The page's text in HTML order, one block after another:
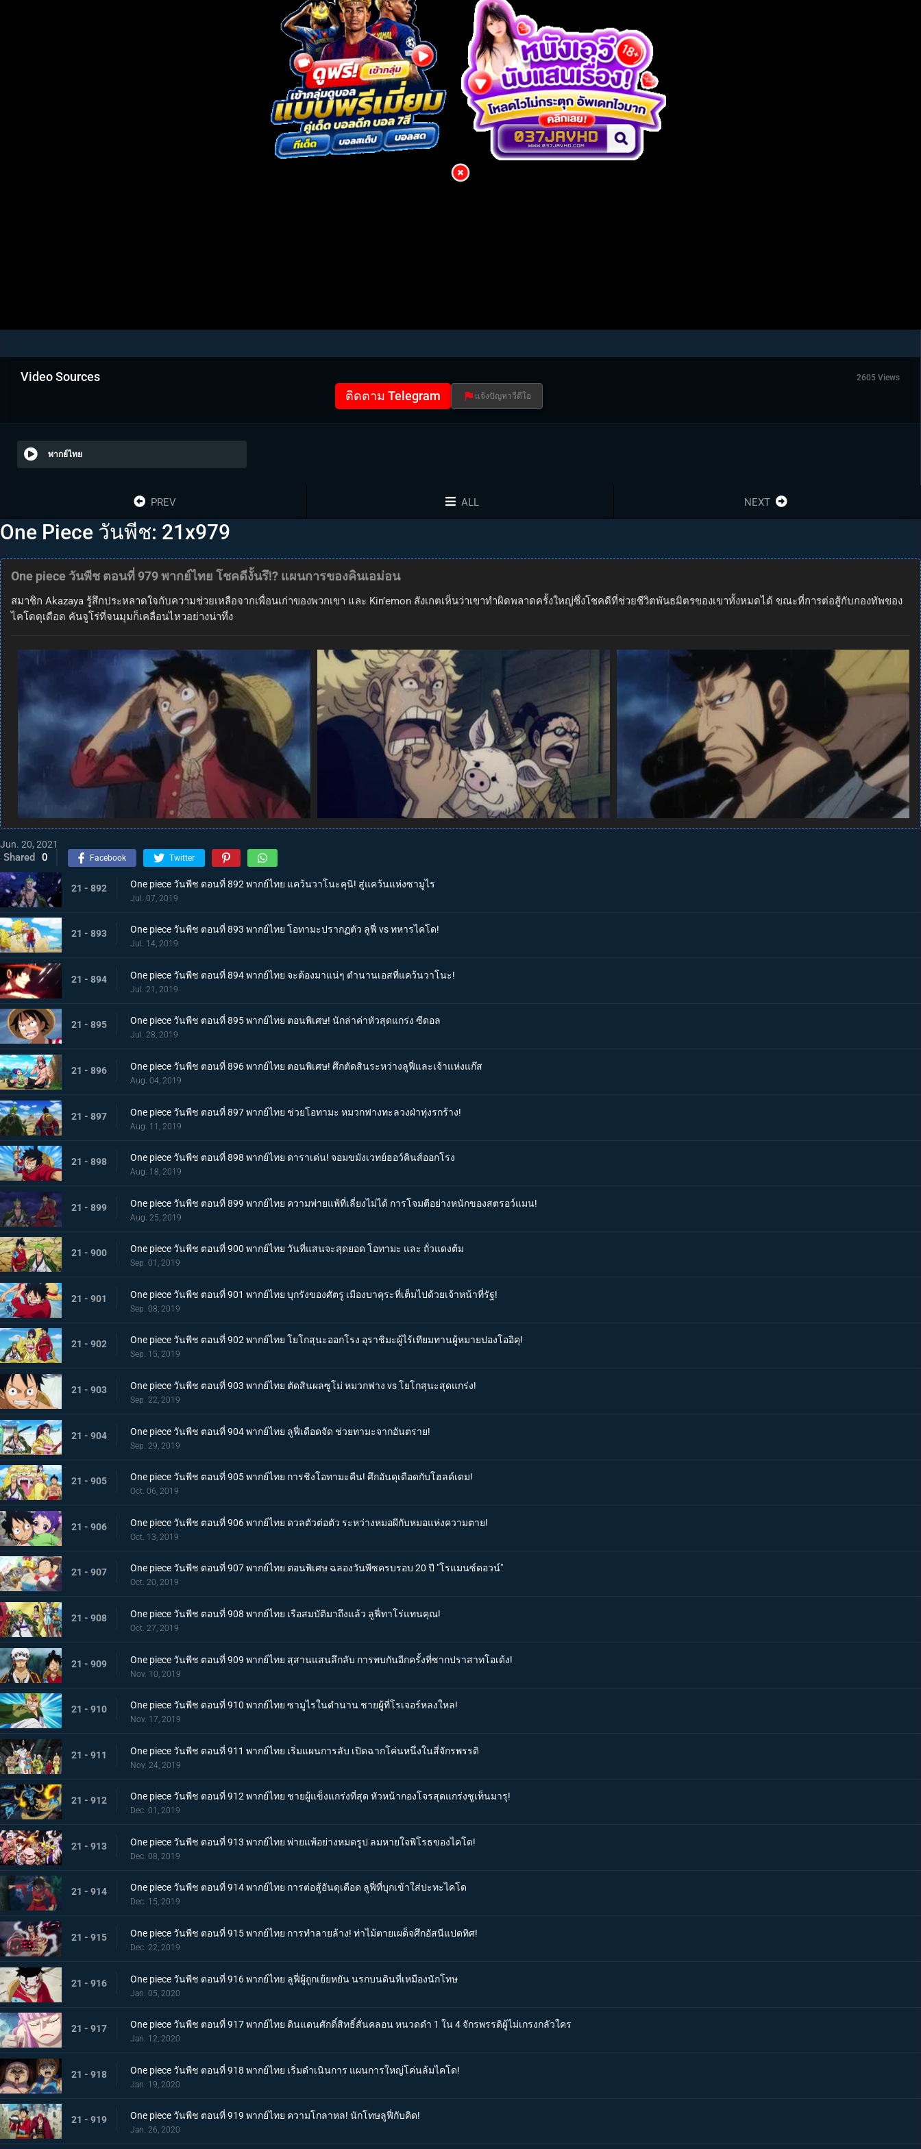
Video Sources 2605 Views
ติดตาม Telegram แจ้งปัญหาวีดีโอ
พากย์ไทย
PREV ALL NEXT
One Piece วันพีช: 21x979
One piece วันพีช ตอนที่ 979 พากย์ไทย โชคดีงั้นรึ!? แผนการของคินเอม่อน
สมาชิก Akazaya รู้สึกประหลาดใจกับความช่วยเหลือจากเพื่อนเก่าของพวกเขา และ Kin’emon สังเกตเห็นว่าเขาทำผิดพลาดครั้งใหญ่ซึ่งโชคดีที่ช่วยชีวิตพันธมิตรของเขาทั้งหมดได้ ขณะที่การต่อสู้กับกองทัพของ
ไคโดดุเดือด คันจูโร่ที่จนมุมก็เคลื่อนไหวอย่างน่าทึ่ง
Jun. 20, 2021
Shared 0 Facebook Twitter
21 - 892 One piece วันพีช ตอนที่ 892 พากย์ไทย แคว้นวาโนะคุนิ! สู่แคว้นแห่งซามูไร
Jul. 07, 2019
21 - 893 One piece วันพีช ตอนที่ 893 พากย์ไทย โอทามะปรากฏตัว ลูฟี่ vs ทหารไคโด!
Jul. 14, 2019
21 - 894 One piece วันพีช ตอนที่ 894 พากย์ไทย จะต้องมาแน่ๆ ตำนานเอสที่แคว้นวาโนะ!
Jul. 21, 2019
21 - 895 One piece วันพีช ตอนที่ 895 พากย์ไทย ตอนพิเศษ! นักล่าค่าหัวสุดแกร่ง ซีดอล
Jul. 28, 2019
21 - 896 One piece วันพีช ตอนที่ 896 พากย์ไทย ตอนพิเศษ! ศึกตัดสินระหว่างลูฟี่และเจ้าแห่งแก๊ส
Aug. 04, 2019
21 - 897 One piece วันพีช ตอนที่ 897 พากย์ไทย ช่วยโอทามะ หมวกฟางทะลวงฝ่าทุ่งรกร้าง!
Aug. 11, 2019
21 - 898 One piece วันพีช ตอนที่ 898 พากย์ไทย ดาราเด่น! จอมขมังเวทย์ฮอว์คินส์ออกโรง
Aug. 18, 2019
21 - 899 One piece วันพีช ตอนที่ 899 พากย์ไทย ความพ่ายแพ้ที่เลี่ยงไม่ได้ การโจมตีอย่างหนักของสตรอว์แมน!
Aug. 25, 2019
21 - 900 One piece วันพีช ตอนที่ 900 พากย์ไทย วันที่แสนจะสุดยอด โอทามะ และ ถั่วแดงต้ม
Sep. 01, 2019
21 - 901 One piece วันพีช ตอนที่ 901 พากย์ไทย บุกรังของศัตรู เมืองบาคุระที่เต็มไปด้วยเจ้าหน้าที่รัฐ!
Sep. 08, 2019
21 - 902 One piece วันพีช ตอนที่ 902 พากย์ไทย โยโกสุนะออกโรง อุราชิมะผู้ไร้เทียมทานผู้หมายปองโออิคุ!
Sep. 15, 2019
21 - 903 One piece วันพีช ตอนที่ 903 พากย์ไทย ตัดสินผลซูโม่ หมวกฟาง vs โยโกสุนะสุดแกร่ง!
Sep. 22, 2019
21 - 904 One piece วันพีช ตอนที่ 904 พากย์ไทย ลูฟี่เดือดจัด ช่วยทามะจากอันตราย!
Sep. 29, 2019
21 - 905 One piece วันพีช ตอนที่ 905 พากย์ไทย การชิงโอทามะคืน! ศึกอันดุเดือดกับโฮลด์เดม!
Oct. 06, 2019
21 - 906 One piece วันพีช ตอนที่ 906 พากย์ไทย ดวลตัวต่อตัว ระหว่างหมอผีกับหมอแห่งความตาย!
Oct. 13, 2019
21 - 907 One piece วันพีช ตอนที่ 907 พากย์ไทย ตอนพิเศษ ฉลองวันพีซครบรอบ 20 ปี "โรแมนซ์ดอวน์"
Oct. 20, 2019
21 - 908 One piece วันพีช ตอนที่ 908 พากย์ไทย เรือสมบัติมาถึงแล้ว ลูฟี่ทาโร่แทนคุณ!
Oct. 27, 2019
21 - 909 One piece วันพีช ตอนที่ 909 พากย์ไทย สุสานแสนลึกลับ การพบกันอีกครั้งที่ซากปราสาทโอเด้ง!
Nov. 10, 2019
21 - 910 One piece วันพีช ตอนที่ 910 พากย์ไทย ซามูไรในตำนาน ชายผู้ที่โรเจอร์หลงใหล!
Nov. 17, 2019
21 - 911 One piece วันพีช ตอนที่ 911 พากย์ไทย เริ่มแผนการลับ เปิดฉากโค่นหนึ่งในสี่จักรพรรดิ
Nov. 24, 2019
21 - 912 One piece วันพีช ตอนที่ 912 พากย์ไทย ชายผู้แข็งแกร่งที่สุด หัวหน้ากองโจรสุดแกร่งชูเท็นมารุ!
Dec. 01, 2019
21 - 913 One piece วันพีช ตอนที่ 913 พากย์ไทย พ่ายแพ้อย่างหมดรูป ลมหายใจพิโรธของไคโด!
Dec. 08, 2019
21 - 914 One piece วันพีช ตอนที่ 914 พากย์ไทย การต่อสู้อันดุเดือด ลูฟี่ที่บุกเข้าใส่ปะทะไคโด
Dec. 15, 2019
21 - 915 One piece วันพีช ตอนที่ 915 พากย์ไทย การทำลายล้าง! ท่าไม้ตายเผด็จศึกอัสนีแปดทิศ!
Dec. 22, 2019
21 - 916 One piece วันพีช ตอนที่ 916 พากย์ไทย ลูฟี่ผู้ถูกเย้ยหยัน นรกบนดินที่เหมืองนักโทษ
Jan. 05, 2020
21 - 917 One piece วันพีช ตอนที่ 917 พากย์ไทย ดินแดนศักดิ์สิทธิ์สั่นคลอน หนวดดำ 1 ใน 4 จักรพรรดิผู้ไม่เกรงกลัวใคร
Jan. 12, 2020
21 - 918 One piece วันพีช ตอนที่ 918 พากย์ไทย เริ่มดำเนินการ แผนการใหญ่โค่นล้มไคโด!
Jan. 19, 2020
21 - 919 One piece วันพีช ตอนที่ 919 พากย์ไทย ความโกลาหล! นักโทษลูฟี่กับคิด!
Jan. 26, 2020